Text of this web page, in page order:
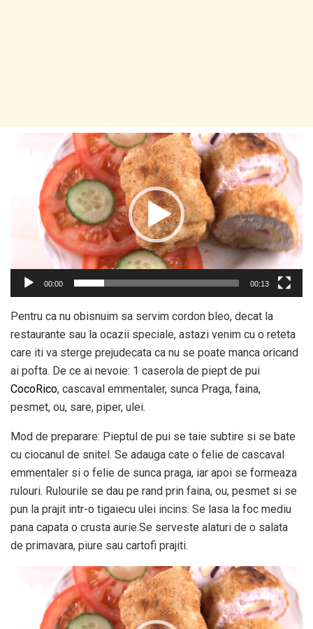
00:00 00:13
Pentru ca nu obisnuim sa servim cordon bleo, decat la
restaurante sau la ocazii speciale, astazi venim cu o reteta
care iti va sterge prejudecata ca nu se poate manca oricand
ai pofta. De ce ai nevoie: 1 caserola de piept de pui
CocoRico, cascaval emmentaler, sunca Praga, faina,
pesmet, ou, sare, piper, ulei.
Mod de preparare: Pieptul de pui se taie subtire si se bate
cu ciocanul de snitel. Se adauga cate o felie de cascaval
emmentaler si o felie de sunca praga, iar apoi se formeaza
rulouri. Rulourile se dau pe rand prin faina, ou, pesmet si se
pun la prajit intr-o tigaiecu ulei incins. Se lasa la foc mediu
pana capata o crusta aurie.Se serveste alaturi de o salata
de primavara, piure sau cartofi prajiti.